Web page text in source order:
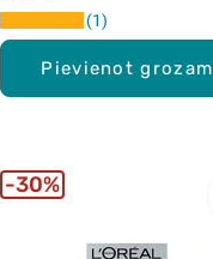
Pievienot grozam
1
30%